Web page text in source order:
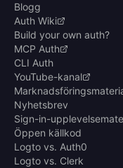
Blogg
Auth Wiki
Build your own auth?
MCP Auth
CLI Auth
YouTube-kanal
Nyhetsbrev
Sign-in-
Öppen källkod
Logto vs. Auth0
Logto vs. Clerk